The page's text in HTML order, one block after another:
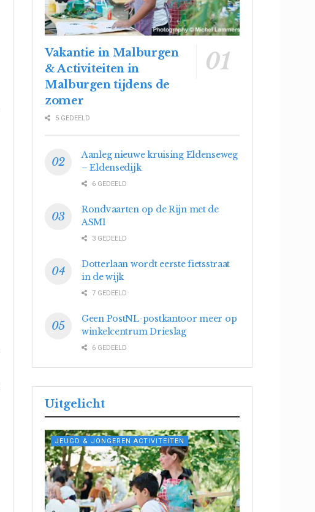
Vakantie in Malburgen
& Activiteiten in
Malburgen tijdens de
zomer
5 GEDEELD
Aanleg nieuwe kruising Eldenseweg
– Eldensedijk
6 GEDEELD
Rondvaarten op de Rijn met de
ASM1
3 GEDEELD
Dotterlaan wordt eerste fietsstraat
in de wijk
7 GEDEELD
Geen PostNL-postkantoor meer op
winkelcentrum Drieslag
6 GEDEELD
Uitgelicht
JEUGD & JONGEREN ACTIVITEITEN